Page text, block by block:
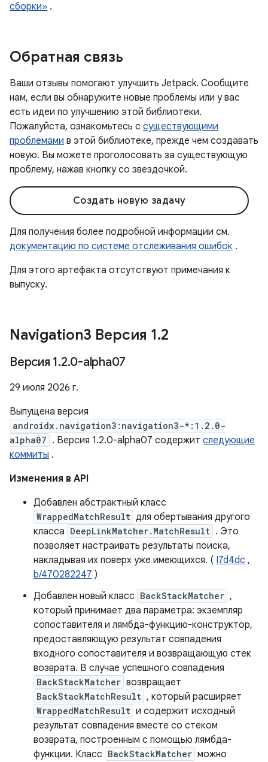
сборки» .
Обратная связь
Ваши отзывы помогают улучшить Jetpack. Сообщите
нам, если вы обнаружите новые проблемы или у вас
есть идеи по улучшению этой библиотеки.
Пожалуйста, ознакомьтесь с существующими
проблемами в этой библиотеке, прежде чем создавать
новую. Вы можете проголосовать за существующую
проблему, нажав кнопку со звездочкой.
Создать новую задачу
Для получения более подробной информации см.
документацию по системе отслеживания ошибок .
Для этого артефакта отсутствуют примечания к
выпуску.
Navigation3 Версия 1.2
Версия 1.2.0-alpha07
29 июля 2026 г.
Выпущена версия
androidx.navigation3:navigation3-*:1.2.0-
alpha07 . Версия 1.2.0-alpha07 содержит следующие
коммиты .
Изменения в API
Добавлен абстрактный класс
WrappedMatchResult для обертывания другого
класса DeepLinkMatcher.MatchResult . Это
позволяет настраивать результаты поиска,
накладывая их поверх уже имеющихся. ( I7d4dc ,
b/470282247 )
Добавлен новый класс BackStackMatcher ,
который принимает два параметра: экземпляр
сопоставителя и лямбда-функцию-конструктор,
предоставляющую результат совпадения
входного сопоставителя и возвращающую стек
возврата. В случае успешного совпадения
BackStackMatcher возвращает
BackStackMatchResult , который расширяет
WrappedMatchResult и содержит исходный
результат совпадения вместе со стеком
возврата, построенным с помощью лямбда-
функции. Класс BackStackMatcher можно